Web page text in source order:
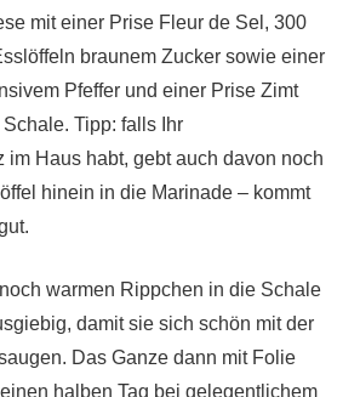
mit einer Prise Fleur de Sel, 300
braunem Zucker sowie einer
Pfeffer und einer Prise Zimt
Tipp: falls Ihr
im Haus habt, gebt auch davon noch
hinein in die Marinade – kommt
warmen Rippchen in die Schale
damit sie sich schön mit der
Das Ganze dann mit Folie
halben Tag bei gelegentlichem